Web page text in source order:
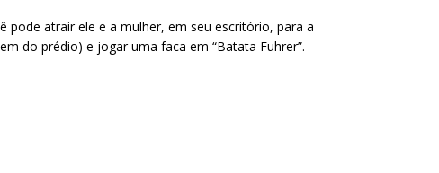
pode atrair ele e a mulher, em seu escritório, para a
do prédio) e jogar uma faca em “Batata Fuhrer”.